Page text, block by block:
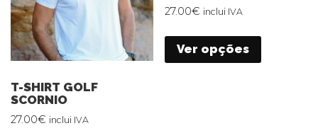
T-SHIRT GOLF
SCORNIO
27.00€ inclui IVA
27.00€ inclui IVA
Ver opções